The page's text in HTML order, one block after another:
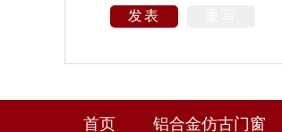
发表
首页 铝合金仿古门窗